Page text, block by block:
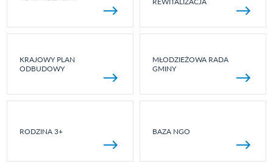
KRAJOWY PLAN
ODBUDOWY
MŁODZIEŻOWA RADA
GMINY
RODZINA 3+ BAZA NGO